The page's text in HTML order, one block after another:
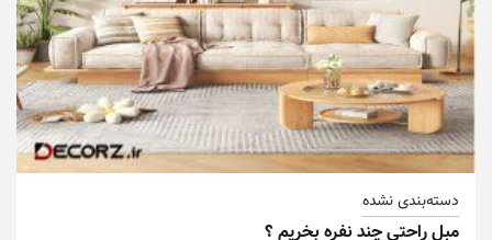
دسته‌بندی نشده
مبل راحتی چند نفره بخریم ؟